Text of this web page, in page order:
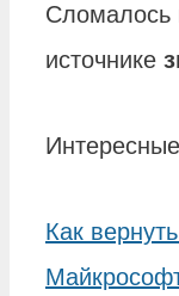
Сломалось
источнике
Как